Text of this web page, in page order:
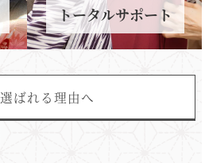
トータルサポート
ばれる理由へ